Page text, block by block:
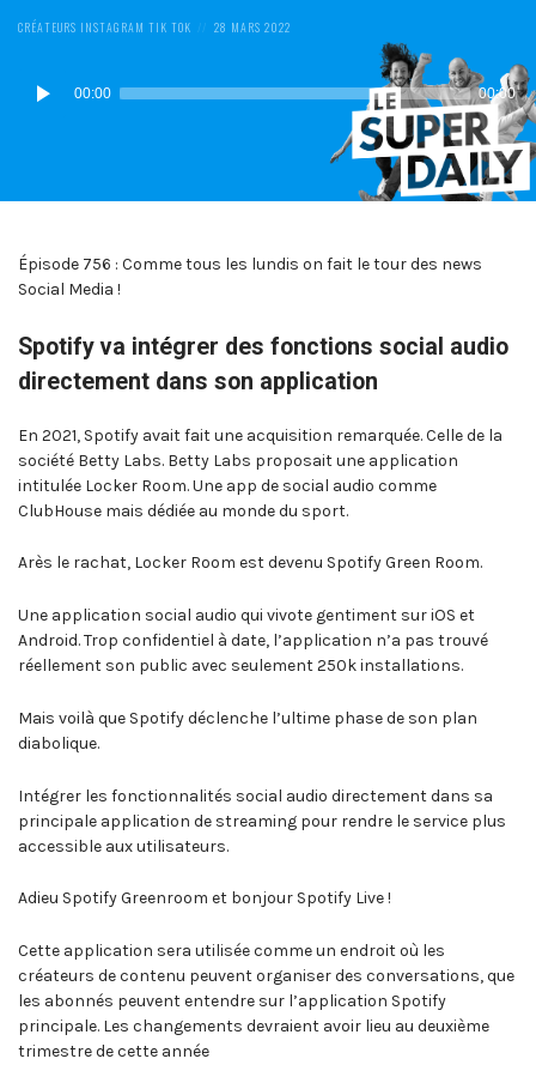
POSTED
CRÉATEURS INSTAGRAM TIK TOK
POSTED
28 MARS 2022
Lecteur
audio
00:00 00:00
Épisode 756 : Comme tous les lundis on fait le tour des news
Social Media !
Spotify va intégrer des fonctions social audio
directement dans son application
En 2021, Spotify avait fait une acquisition remarquée. Celle de la
société Betty Labs. Betty Labs proposait une application
intitulée Locker Room. Une app de social audio comme
ClubHouse mais dédiée au monde du sport.
Arès le rachat, Locker Room est devenu Spotify Green Room.
Une application social audio qui vivote gentiment sur iOS et
Android. Trop confidentiel à date, l’application n’a pas trouvé
réellement son public avec seulement 250k installations.
Mais voilà que Spotify déclenche l’ultime phase de son plan
diabolique.
Intégrer les fonctionnalités social audio directement dans sa
principale application de streaming pour rendre le service plus
accessible aux utilisateurs.
Adieu Spotify Greenroom et bonjour Spotify Live !
Cette application sera utilisée comme un endroit où les
créateurs de contenu peuvent organiser des conversations, que
les abonnés peuvent entendre sur l’application Spotify
principale. Les changements devraient avoir lieu au deuxième
trimestre de cette année